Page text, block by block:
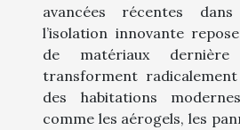
avancées récentes
l’isolation innovante
de matériaux dernière
transforment
des habitations
comme les aérogels, les